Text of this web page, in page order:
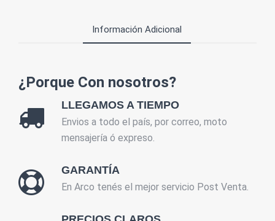
Información Adicional
¿Porque Con nosotros?
LLEGAMOS A TIEMPO
Envios a todo el país, por correo, moto
mensajería ó expreso.
GARANTÍA
En Arco tenés el mejor servicio Post Venta.